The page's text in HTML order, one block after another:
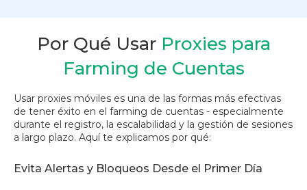
Por Qué Usar Proxies para
Farming de Cuentas
Usar proxies móviles es una de las formas más efectivas
de tener éxito en el farming de cuentas - especialmente
durante el registro, la escalabilidad y la gestión de sesiones
a largo plazo. Aquí te explicamos por qué:
Evita Alertas y Bloqueos Desde el Primer Día